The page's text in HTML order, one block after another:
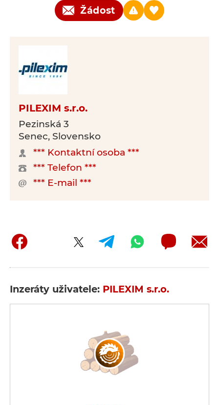
Žádost
PILEXIM s.r.o.
Pezinská 3
Senec, Slovensko
*** Kontaktní osoba ***
*** Telefon ***
*** E-mail ***
Inzeráty uživatele: PILEXIM s.r.o.